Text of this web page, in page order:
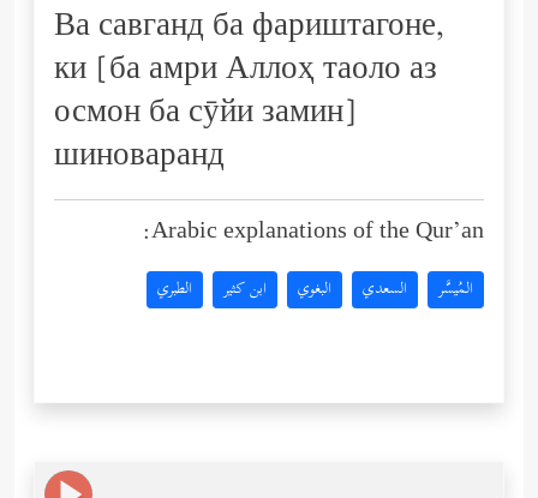
Ва савганд ба фариштагоне,
ки [ба амри Аллоҳ таоло аз
осмон ба сӯйи замин]
шиноваранд
Arabic explanations of the Qur’an:
المُيسَّر السعدي البغوي ابن كثير الطبري